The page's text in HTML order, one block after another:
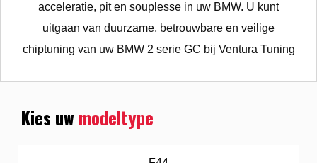
acceleratie, pit en souplesse in uw BMW. U kunt
uitgaan van duurzame, betrouwbare en veilige
chiptuning van uw BMW 2 serie GC bij Ventura Tuning
Kies uwmodeltype